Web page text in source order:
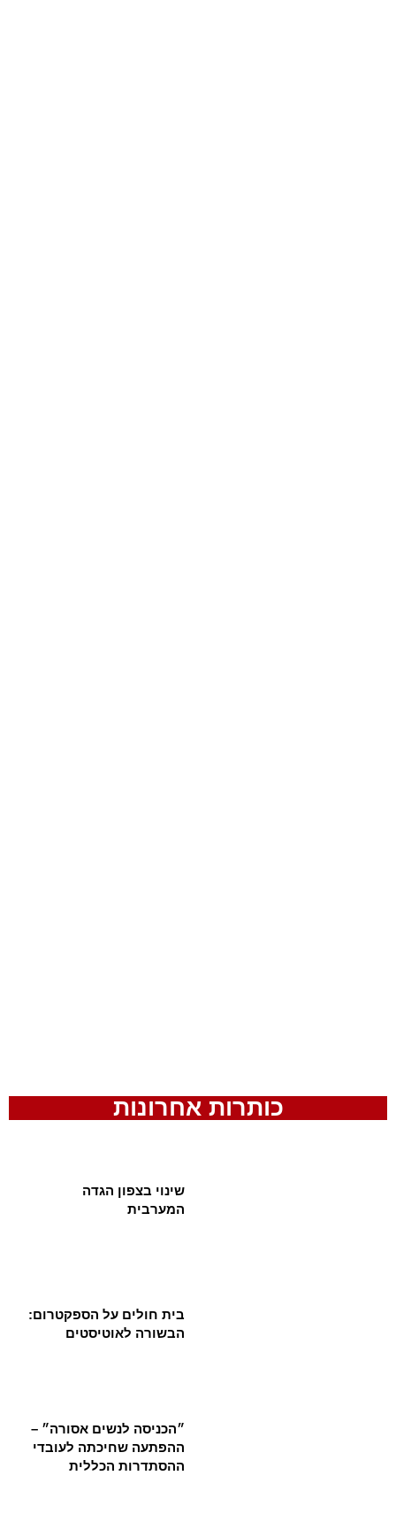
כותרות אחרונות
שינוי בצפון הגדה
המערבית
בית חולים על הספקטרום:
הבשורה לאוטיסטים
״הכניסה לנשים אסורה״ –
ההפתעה שחיכתה לעובדי
ההסתדרות הכללית